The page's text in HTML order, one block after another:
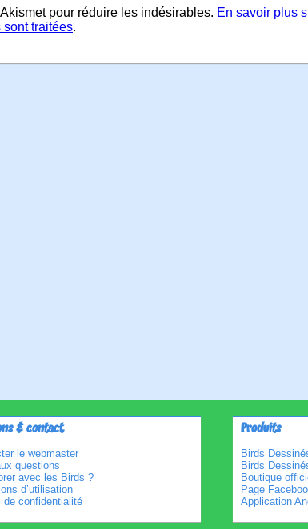
pour réduire les indésirables. En savoir plus
sont traitées.
& contact
le webmaster
questions
avec les Birds ?
d’utilisation
de confidentialité
Produits
Birds
Birds
Boutique
Page
Application